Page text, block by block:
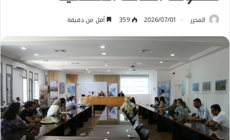
المحرر 2026/07/01
359 أقل من دقيقة